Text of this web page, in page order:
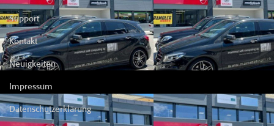
Support
Kontakt
Neuigkeiten
Impressum
Datenschutzerklärung